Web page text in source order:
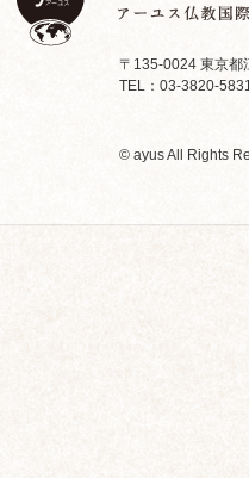
〒135-0024 東京都
TEL：03-3820-
© ayus All Rights